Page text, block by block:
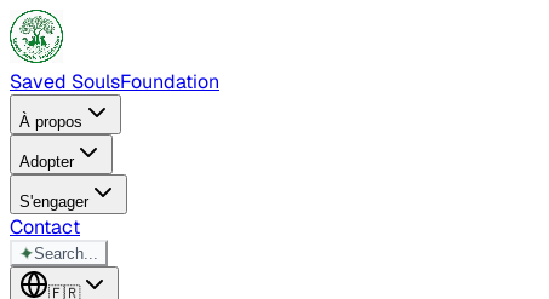
Saved SoulsFoundation
À propos
Adopter
S'engager
Contact
✦Search...
🇫🇷